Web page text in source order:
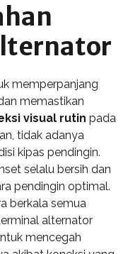
memperpanjang
memastikan
visual rutin pada
tidak adanya
kipas pendingin.
selalu bersih dan
pendingin optimal.
berkala semua
alternator
mencegah